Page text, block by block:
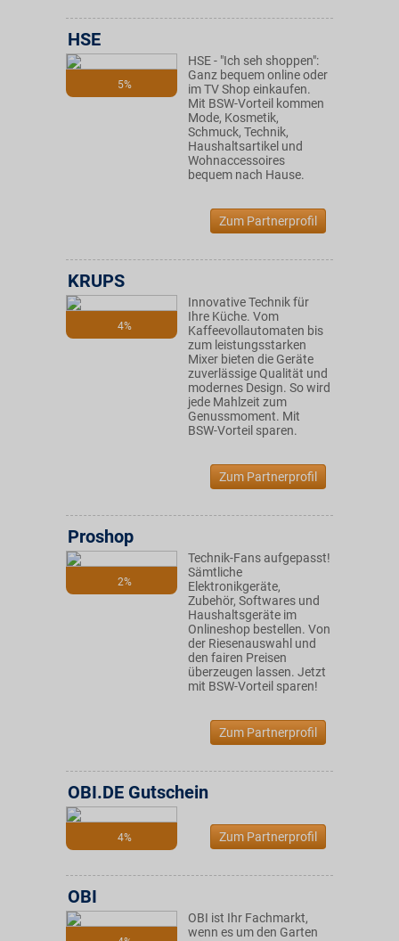
5%
HSE
HSE - "Ich seh shoppen":
Ganz bequem online oder
im TV Shop einkaufen.
Mit BSW-Vorteil kommen
Mode, Kosmetik,
Schmuck, Technik,
Haushaltsartikel und
Wohnaccessoires
bequem nach Hause.
Zum Partnerprofil
4%
KRUPS
Innovative Technik für
Ihre Küche. Vom
Kaffeevollautomaten bis
zum leistungsstarken
Mixer bieten die Geräte
zuverlässige Qualität und
modernes Design. So wird
jede Mahlzeit zum
Genussmoment. Mit
BSW-Vorteil sparen.
Zum Partnerprofil
2%
Proshop
Technik-Fans aufgepasst!
Sämtliche
Elektronikgeräte,
Zubehör, Softwares und
Haushaltsgeräte im
Onlineshop bestellen. Von
der Riesenauswahl und
den fairen Preisen
überzeugen lassen. Jetzt
mit BSW-Vorteil sparen!
Zum Partnerprofil
4%
OBI.DE Gutschein
Zum Partnerprofil
OBI
OBI ist Ihr Fachmarkt,
wenn es um den Garten